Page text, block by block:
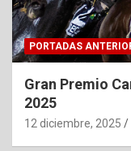
PORTADAS
Gran Premio
2025
12 diciembre, 2025